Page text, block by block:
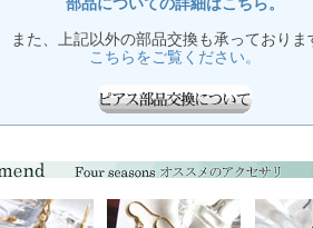
部品についての詳細はこちら。
また、上記以外の部品交換も承っておりま
こちらをご覧ください。